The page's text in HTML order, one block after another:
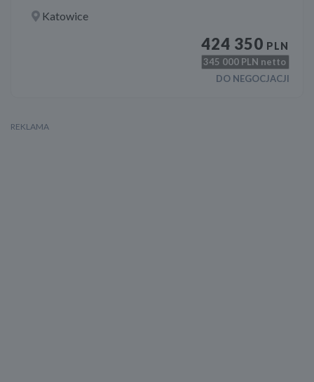
Katowice
424 350 PLN
345 000 PLN netto
DO NEGOCJACJI